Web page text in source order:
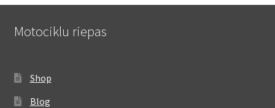
Motociklu riepas
Shop
Blog